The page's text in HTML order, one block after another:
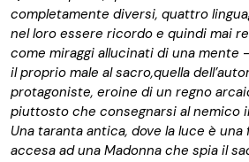
completamente diversi, quattro
nel loro essere ricordo e quindi mai
come miraggi allucinati di una mente
il proprio male al sacro,quella
protagoniste, eroine di un regno
piuttosto che consegnarsi al nemico
Una taranta antica, dove la luce è
accesa ad una Madonna che spia il